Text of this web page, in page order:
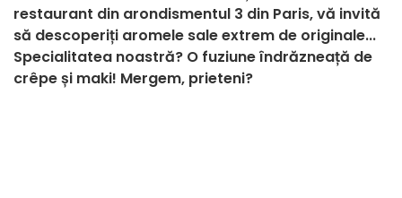
restaurant din arondismentul 3 din Paris, vă invită
să descoperiți aromele sale extrem de originale...
Specialitatea noastră? O fuziune îndrăzneață de
crêpe și maki! Mergem, prieteni?